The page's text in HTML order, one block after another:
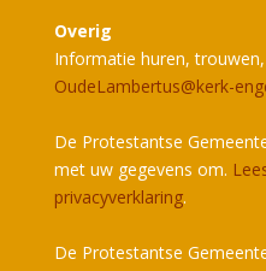
Overig
Informatie huren,
OudeLambertus@kerk-
De Protestantse
met uw gegevens om.
privacyverklaring.
De Protestantse